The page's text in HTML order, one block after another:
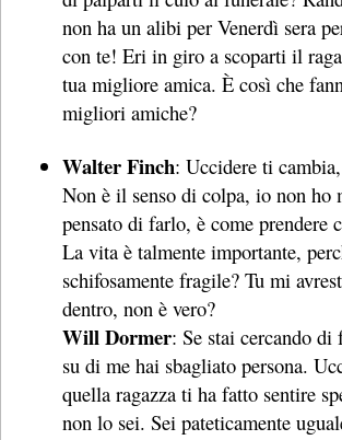
non ha un alibi per Venerdì sera
con te! Eri in giro a scoparti il
tua migliore amica. È così che
migliori amiche?
Walter Finch: Uccidere ti
Non è il senso di colpa, io non ho
pensato di farlo, è come prendere
La vita è talmente importante,
schifosamente fragile? Tu mi
dentro, non è vero?
Will Dormer: Se stai cercando di
su di me hai sbagliato persona.
quella ragazza ti ha fatto sentire
non lo sei. Sei pateticamente